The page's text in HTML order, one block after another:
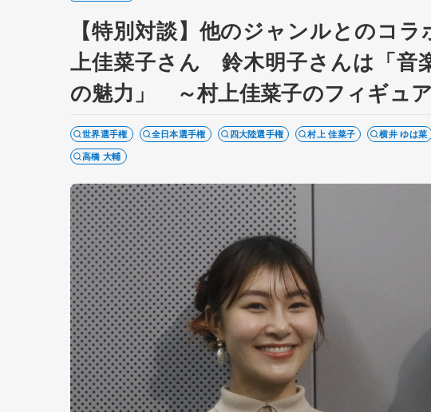
【特別対談】他のジャンルとのコ
上佳菜子さん 鈴木明子さんは「音
の魅力」 ～村上佳菜子のフィギュ
世界選手権 全日本選手権 四大陸選手権 村上 佳菜子 横井 ゆは菜
高橋 大輔